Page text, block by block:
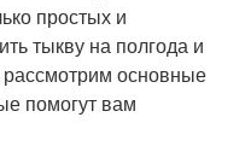
простых и
тыкву на полгода и
основные
помогут вам